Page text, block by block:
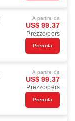
A partire da
US$ 99.37
Prezzo/pers
Prenota
A partire da
US$ 99.37
Prezzo/pers
Prenota